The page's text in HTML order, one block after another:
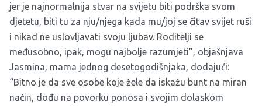
jer je najnormalnija stvar na svijetu biti podrška svom
djetetu, biti tu za nju/njega kada mu/joj se čitav svijet ruši
i nikad ne uslovljavati svoju ljubav. Roditelji se
međusobno, ipak, mogu najbolje razumjeti”, objašnjava
Jasmina, mama jednog desetogodišnjaka, dodajući:
“Bitno je da sve osobe koje žele da iskažu bunt na miran
način, dođu na povorku ponosa i svojim dolaskom